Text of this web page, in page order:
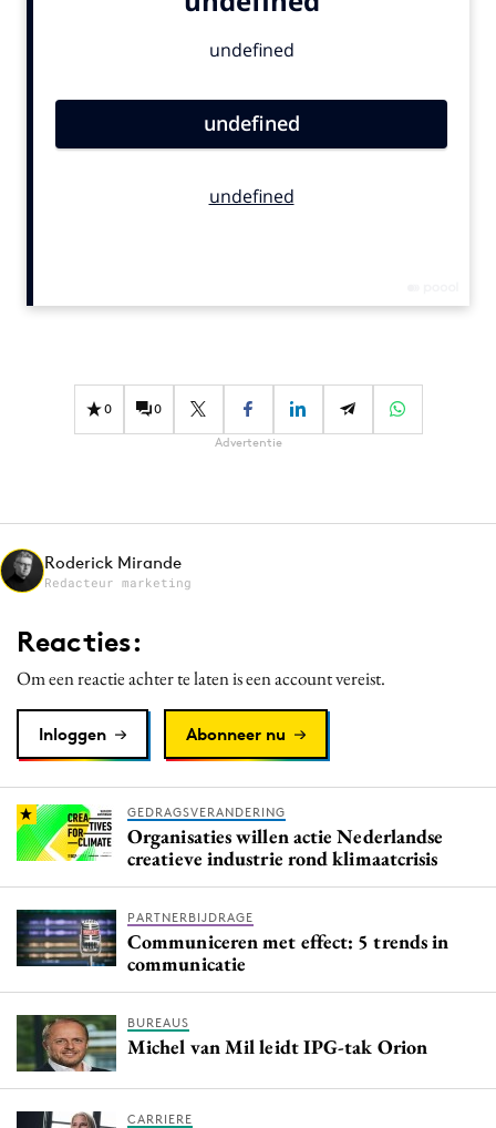
Gedragsverandering
Influencer marketing
Media
Merkstrategie
PR
Purpose Marketing
Reputatie & crisis
0 0
Advertentie
Roderick Mirande
Redacteur marketing
Reacties:
Om een reactie achter te laten is een account vereist.
Inloggen Abonneer nu
GEDRAGSVERANDERING
Organisaties willen actie Nederlandse
creatieve industrie rond klimaatcrisis
PARTNERBIJDRAGE
Communiceren met effect: 5 trends in
communicatie
BUREAUS
Michel van Mil leidt IPG-tak Orion
CARRIERE